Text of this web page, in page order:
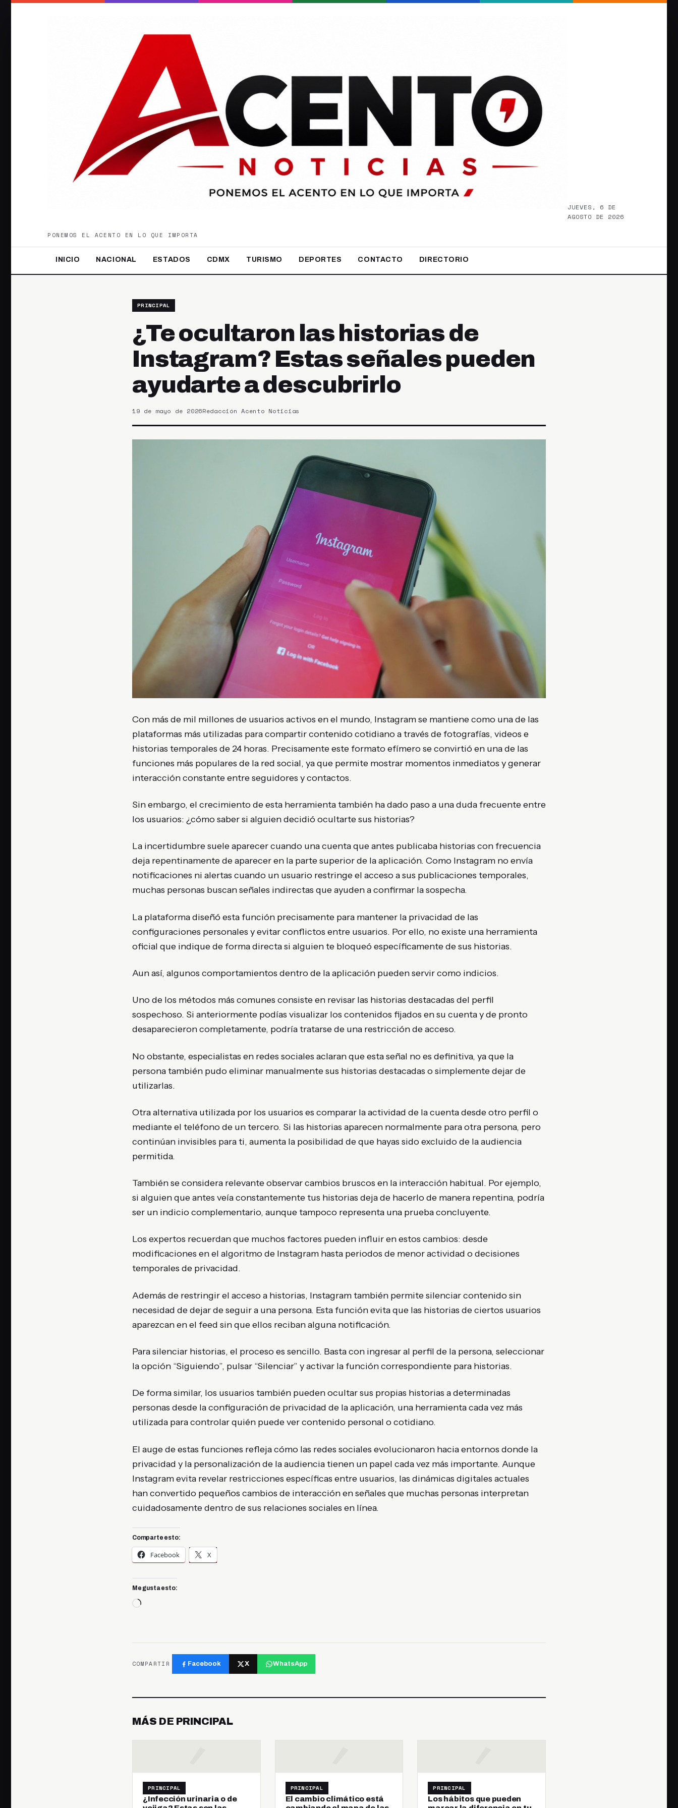
JUEVES, 6 DE
AGOSTO DE 2026
PONEMOS EL ACENTO EN LO QUE IMPORTA
INICIO NACIONAL ESTADOS CDMX TURISMO DEPORTES CONTACTO DIRECTORIO
PRINCIPAL
¿Te ocultaron las historias de
Instagram? Estas señales pueden
ayudarte a descubrirlo
19 de mayo de 2026Redacción Acento Noticias
Con más de mil millones de usuarios activos en el mundo, Instagramse mantiene como una de las
plataformas más utilizadas para compartir contenido cotidiano a través de fotografías, videos e
historias temporales de 24 horas. Precisamente este formato efímero se convirtió en una de las
funciones más populares de la red social, ya que permite mostrar momentos inmediatos y generar
interacción constante entre seguidores y contactos.
Sin embargo, el crecimiento de esta herramienta también ha dado paso a una duda frecuente entre
los usuarios: ¿cómo saber si alguien decidió ocultarte sus historias?
La incertidumbre suele aparecer cuando una cuenta que antes publicaba historias con frecuencia
deja repentinamente de aparecer en la parte superior de la aplicación. Como Instagram no envía
notificaciones ni alertas cuando un usuario restringe el acceso a sus publicaciones temporales,
muchas personas buscan señales indirectas que ayuden a confirmar la sospecha.
La plataforma diseñó esta función precisamente para mantener la privacidad de las
configuraciones personales y evitar conflictos entre usuarios. Por ello, no existe una herramienta
oficial que indique de forma directa si alguien te bloqueó específicamente de sus historias.
Aun así, algunos comportamientos dentro de la aplicación pueden servir como indicios.
Uno de los métodos más comunes consiste en revisar las historias destacadas del perfil
sospechoso. Si anteriormente podías visualizar los contenidos fijados en su cuenta y de pronto
desaparecieron completamente, podría tratarse de una restricción de acceso.
No obstante, especialistas en redes sociales aclaran que esta señal no es definitiva, ya que la
persona también pudo eliminar manualmente sus historias destacadas o simplemente dejar de
utilizarlas.
Otra alternativa utilizada por los usuarios es comparar la actividad de la cuenta desde otro perfil o
mediante el teléfono de un tercero. Si las historias aparecen normalmente para otra persona, pero
continúan invisibles para ti, aumenta la posibilidad de que hayas sido excluido de la audiencia
permitida.
También se considera relevante observar cambios bruscos en la interacción habitual. Por ejemplo,
si alguien que antes veía constantemente tus historias deja de hacerlo de manera repentina, podría
ser un indicio complementario, aunque tampoco representa una prueba concluyente.
Los expertos recuerdan que muchos factores pueden influir en estos cambios: desde
modificaciones en el algoritmo de Instagram hasta periodos de menor actividad o decisiones
temporales de privacidad.
Además de restringir el acceso a historias, Instagram también permite silenciar contenido sin
necesidad de dejar de seguir a una persona. Esta función evita que las historias de ciertos usuarios
aparezcan en el feed sin que ellos reciban alguna notificación.
Para silenciar historias, el proceso es sencillo. Basta con ingresar al perfil de la persona, seleccionar
la opción “Siguiendo”, pulsar “Silenciar” y activar la función correspondiente para historias.
De forma similar, los usuarios también pueden ocultar sus propias historias a determinadas
personas desde la configuración de privacidad de la aplicación, una herramienta cada vez más
utilizada para controlar quién puede ver contenido personal o cotidiano.
El auge de estas funciones refleja cómo las redes sociales evolucionaron hacia entornos donde la
privacidad y la personalización de la audiencia tienen un papel cada vez más importante. Aunque
Instagram evita revelar restricciones específicas entre usuarios, las dinámicas digitales actuales
han convertido pequeños cambios de interacción en señales que muchas personas interpretan
cuidadosamente dentro de sus relaciones sociales en línea.
Comparte esto:
Facebook X
Me gusta esto:
Cargando...
COMPARTIR Facebook X WhatsApp
MÁS DE PRINCIPAL
PRINCIPAL
¿Infección urinaria o de
PRINCIPAL
El cambio climático está
PRINCIPAL
Los hábitos que pueden